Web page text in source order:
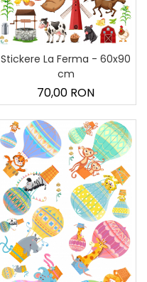
Stickere La Ferma - 60x90
cm
70,00 RON